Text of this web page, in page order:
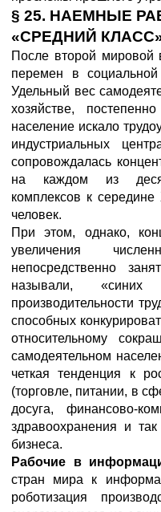
§ 25. НАЕМНЫЕ
«СРЕДНИЙ
После второй мировой
перемен в социальной
Удельный вес
хозяйстве,
население искало
индустриальных
сопровождалась
на каждом из
комплексов к
человек.
При этом, однако,
увеличения
непосредственно
называли, «синих
производительности
способных
относительному
самодеятельном
четкая тенденция к
(торговле, питании, в
досуга, финансово-
здравоохранения и
бизнеса.
Рабочие в
стран мира к
роботизация